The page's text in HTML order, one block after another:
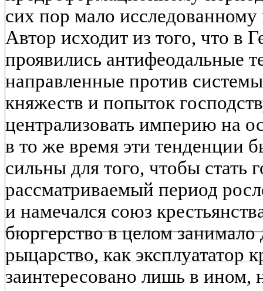
сих пор мало
Автор исходит из того, что в
проявились антифеодальные
направленные против
княжеств и попыток
централизовать империю на
в то же время эти тенденции
сильны для того, чтобы
рассматриваемый период
и намечался союз
бюргерство в целом
рыцарство, как эксплуататор
заинтересовано лишь в ином,